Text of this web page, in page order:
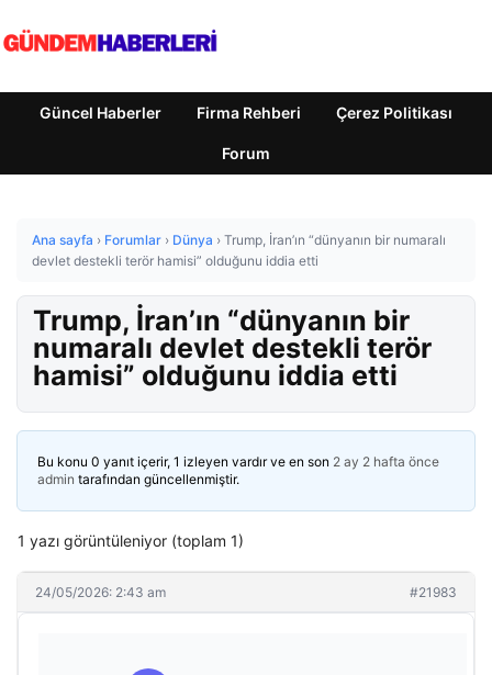
Güncel Haberler Firma Rehberi Çerez Politikası
Forum
Ana sayfa › Forumlar › Dünya › Trump, İran’ın “dünyanın bir numaralı
devlet destekli terör hamisi” olduğunu iddia etti
Trump, İran’ın “dünyanın bir
numaralı devlet destekli terör
hamisi” olduğunu iddia etti
Bu konu 0 yanıt içerir, 1 izleyen vardır ve en son 2 ay 2 hafta önce
admin tarafından güncellenmiştir.
1 yazı görüntüleniyor (toplam 1)
24/05/2026: 2:43 am #21983